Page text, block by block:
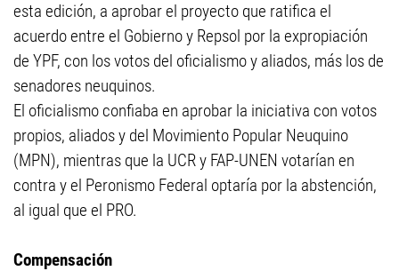
esta edición, a aprobar el proyecto que ratifica el
acuerdo entre el Gobierno y Repsol por la expropiación
de YPF, con los votos del oficialismo y aliados, más los de
senadores neuquinos.
El oficialismo confiaba en aprobar la iniciativa con votos
propios, aliados y del Movimiento Popular Neuquino
(MPN), mientras que la UCR y FAP-UNEN votarían en
contra y el Peronismo Federal optaría por la abstención,
al igual que el PRO.
Compensación